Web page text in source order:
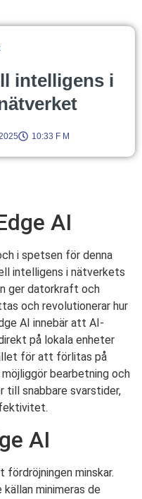
intelligens i
10:33 F M
AI
i spetsen för denna
intelligens i nätverkets
ger datorkraft och
och revolutionerar hur
AI innebär att AI-
på lokala enheter
för att förlitas på
bearbetning och
till snabbare svarstider,
AI
fördröjningen minskar.
minimeras de